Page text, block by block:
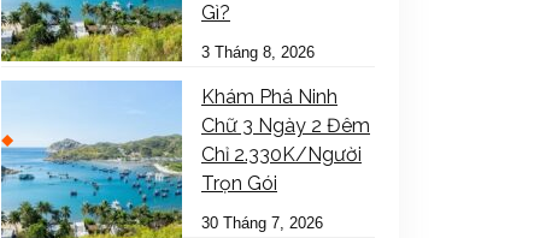
Gì?
3 Tháng 8, 2026
Khám Phá Ninh
Chữ 3 Ngày 2 Đêm
Chỉ 2.330K/Người
Trọn Gói
30 Tháng 7, 2026